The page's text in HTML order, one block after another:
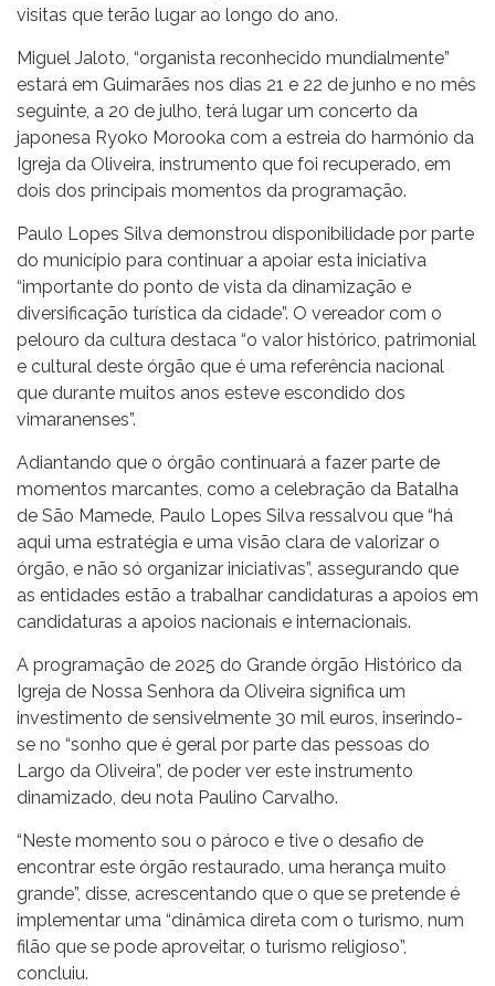
visitas que terão lugar ao longo do ano.
Miguel Jaloto, “organista reconhecido mundialmente”
estará em Guimarães nos dias 21 e 22 de junho e no mês
seguinte, a 20 de julho, terá lugar um concerto da
japonesa Ryoko Morooka com a estreia do harmónio da
Igreja da Oliveira, instrumento que foi recuperado, em
dois dos principais momentos da programação.
Paulo Lopes Silva demonstrou disponibilidade por parte
do município para continuar a apoiar esta iniciativa
“importante do ponto de vista da dinamização e
diversificação turística da cidade”. O vereador com o
pelouro da cultura destaca “o valor histórico, patrimonial
e cultural deste órgão que é uma referência nacional
que durante muitos anos esteve escondido dos
vimaranenses”.
Adiantando que o órgão continuará a fazer parte de
momentos marcantes, como a celebração da Batalha
de São Mamede, Paulo Lopes Silva ressalvou que “há
aqui uma estratégia e uma visão clara de valorizar o
órgão, e não só organizar iniciativas”, assegurando que
as entidades estão a trabalhar candidaturas a apoios em
candidaturas a apoios nacionais e internacionais.
A programação de 2025 do Grande órgão Histórico da
Igreja de Nossa Senhora da Oliveira significa um
investimento de sensivelmente 30 mil euros, inserindo-
se no “sonho que é geral por parte das pessoas do
Largo da Oliveira”, de poder ver este instrumento
dinamizado, deu nota Paulino Carvalho.
“Neste momento sou o pároco e tive o desafio de
encontrar este órgão restaurado, uma herança muito
grande”, disse, acrescentando que o que se pretende é
implementar uma “dinâmica direta com o turismo, num
filão que se pode aproveitar, o turismo religioso”,
concluiu.